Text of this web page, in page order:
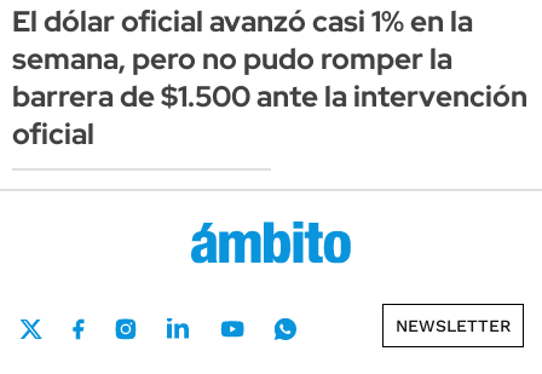
El dólar oficial avanzó casi 1% en la
semana, pero no pudo romper la
barrera de $1.500 ante la intervención
oficial
NEWSLETTER